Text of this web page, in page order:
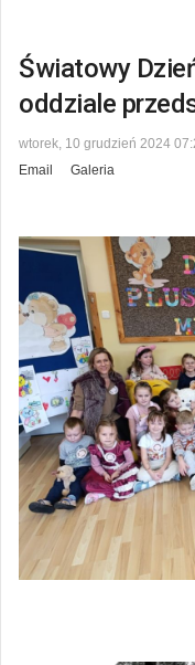
Światowy
oddziale
wtorek, 10 grudzień 2024
Email
Galeria